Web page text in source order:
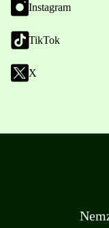
Instagram
TikTok
X